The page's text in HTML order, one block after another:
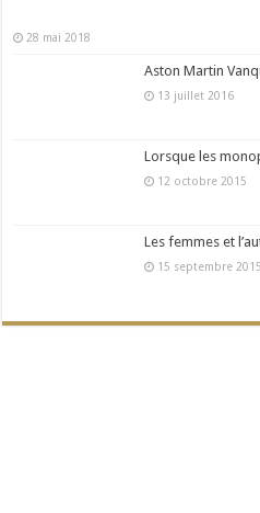
28 mai 2018
Aston Martin
13 juillet 2016
Lorsque les
12 octobre 2015
Les femmes et
15 septembre 2015